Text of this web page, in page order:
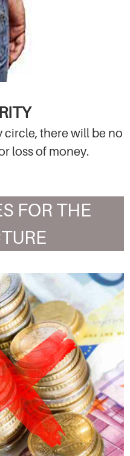
there will be no
loss of money.
FOR THE